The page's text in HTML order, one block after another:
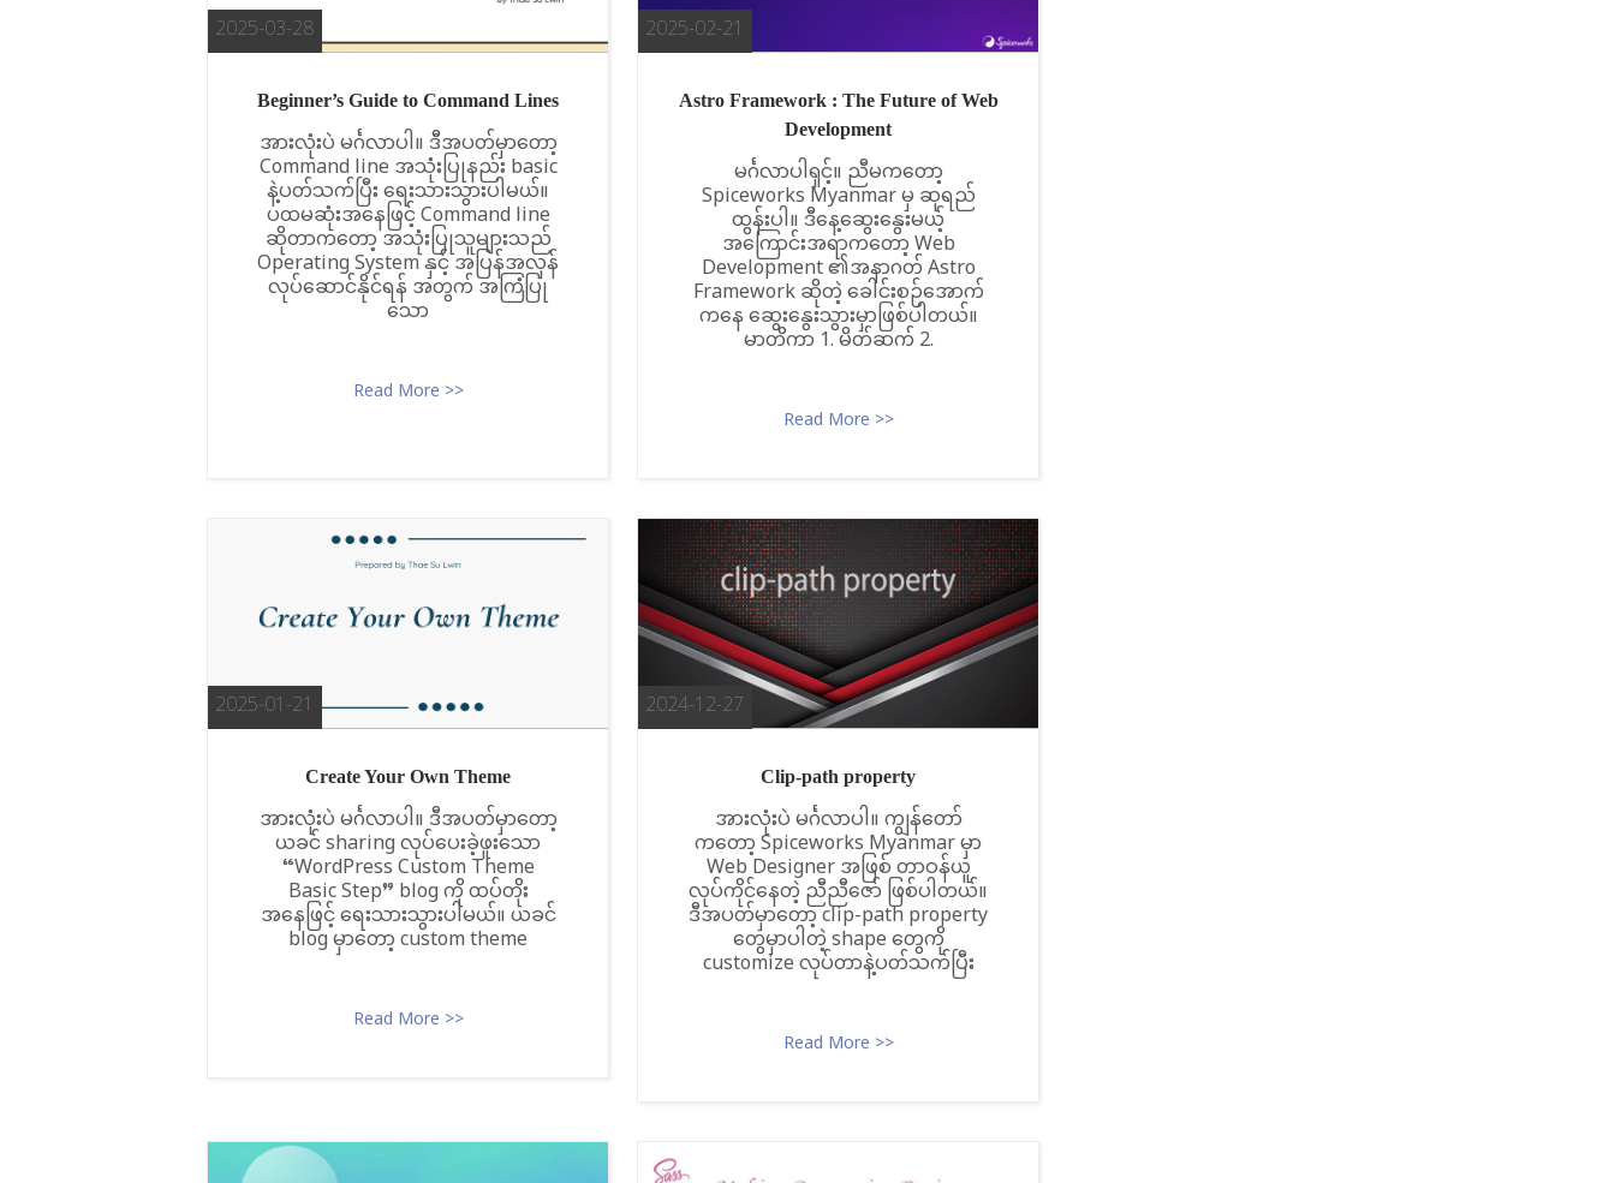
2025-03-28
Beginner’s Guide to Command Lines
အားလုံးပဲ မင်္ဂလာပါ။ ဒီအပတ်မှာတော့
Command line အသုံးပြုနည်း basic
နဲ့ပတ်သက်ပြီး ရေးသားသွားပါမယ်။
ပထမဆုံးအနေဖြင့် Command line
ဆိုတာကတော့ အသုံးပြုသူများသည်
Operating System နှင့် အပြန်အလှန်
လုပ်ဆောင်နိုင်ရန် အတွက် အကြံပြု
သော
Read More >>
2025-02-21
Astro Framework : The Future of Web
Development
မင်္ဂလာပါရှင့်။ ညီမကတော့
Spiceworks Myanmar မှ ဆုရည်
ထွန်းပါ။ ဒီနေ့ဆွေးနွေးမယ့်
အကြောင်းအရာကတော့ Web
Development ၏အနာဂတ် Astro
Framework ဆိုတဲ့ ခေါင်းစဉ်အောက်
ကနေ ဆွေးနွေးသွားမှာဖြစ်ပါတယ်။
မာတိကာ 1. မိတ်ဆက် 2.
Read More >>
2025-01-21
Create Your Own Theme
အားလုံးပဲ မင်္ဂလာပါ။ ဒီအပတ်မှာတော့
ယခင် sharing လုပ်ပေးခဲ့ဖူးသော
“WordPress Custom Theme
Basic Step” blog ကို ထပ်တိုး
အနေဖြင့် ရေးသားသွားပါမယ်။ ယခင်
blog မှာတော့ custom theme
Read More >>
2024-12-27
Clip-path property
အားလုံးပဲ မင်္ဂလာပါ။ ကျွန်တော်
ကတော့ Spiceworks Myanmar မှာ
Web Designer အဖြစ် တာဝန်ယူ
လုပ်ကိုင်နေတဲ့ ညီညီ‌ဇော် ဖြစ်ပါတယ်။
ဒီအပတ်မှာတော့ clip-path property
တွေမှာပါတဲ့ shape တွေကို
customize လုပ်တာနဲ့ပတ်သက်ပြီး
Read More >>